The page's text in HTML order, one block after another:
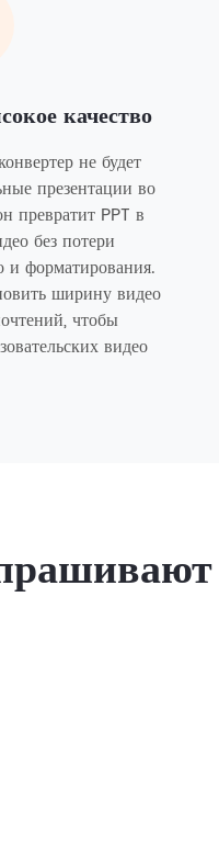
качество
не будет
презентации во
превратит PPT в
без потери
и форматирования.
ширину видео
чтобы
видео